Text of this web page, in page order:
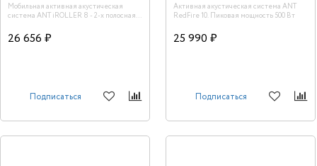
Мобильная активная акустическая
система ANT iROLLER 8 - 2-х полосная
аккумулятором. Номинальная мощность
(Вт): 20 Вт от аккумулятора, 50 Вт от сети
26 656 ₽
Подписаться
Активная акустическая система ANT
RedFire 10. Пиковая мощность 500 Вт
25 990 ₽
Подписаться